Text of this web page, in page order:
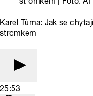
Karel Tůma: Jak se
stromkem
25:53